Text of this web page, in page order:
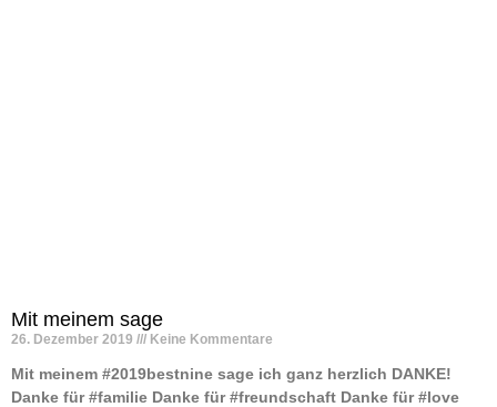
Mit meinem sage
26. Dezember 2019 Keine Kommentare
Mit meinem #2019bestnine sage ich ganz herzlich DANKE! ️
Danke für #familie Danke für #freundschaft Danke für #love